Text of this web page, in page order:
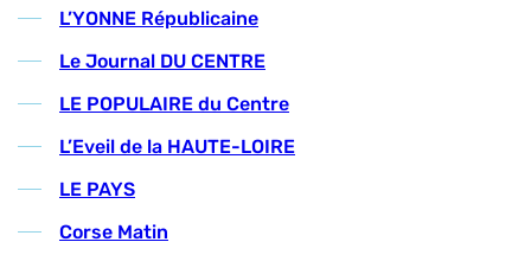
L’YONNE Républicaine
Le Journal DU CENTRE
LE POPULAIRE du Centre
L’Eveil de la HAUTE-LOIRE
LE PAYS
Corse Matin